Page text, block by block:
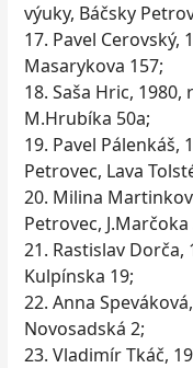
výuky, Báčsky
17. Pavel
Masarykova 157;
18. Saša Hric,
M.Hrubíka 50a;
19. Pavel Pálenkáš,
Petrovec, Lava
20. Milina
Petrovec, J.Marčoka
21. Rastislav
Kulpínska 19;
22. Anna
Novosadská 2;
23. Vladimír Tkáč,